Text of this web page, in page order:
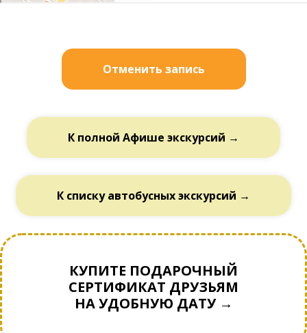
Отменить запись
К полной Афише экскурсий →
К списку автобусных экскурсий →
КУПИТЕ ПОДАРОЧНЫЙ
СЕРТИФИКАТ ДРУЗЬЯМ
НА УДОБНУЮ ДАТУ →